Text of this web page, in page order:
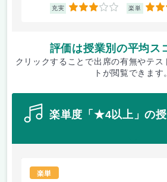
充実 3 楽単 5
評価は授業別の平均ス
クリックすることで出席の有無やテス
トが閲覧できます
楽単度「★4以上」の
楽単